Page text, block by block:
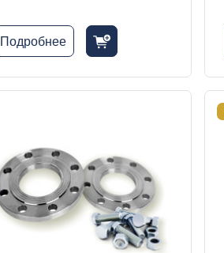
Подробнее cart_fill_badge_plus